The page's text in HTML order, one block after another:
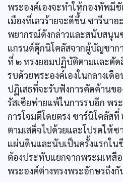
พระองค์เองจะทำให้กองทัพมี
เมืองที่เลวร้ายจะดีขึ้น ซารีนา
พยากรณ์ดังกล่าวและสนับสนุน
แกรนด์ดุ๊กนิโคลัสจากผู้บัญชาก
ที่ ๒ ทรงยอมปฏิบัติตามและตั
รบด้วยพระองค์เองในกลางเ
ปฏิเสธที่จะรับฟังการคัดค้านข
รัสเซียพ่ายแพ้ในการรบอีก พร
การโจมตีโดยตรง ซาร์นิโคลัส
ตามเสด็จไปด้วยและโปรดให้ซ
แผ่นดินและนับเป็นครั้งแรกใน
ต้องประทับแยกจากพระมเหสี
พระองค์ต่างทรงพระอักษรถึง